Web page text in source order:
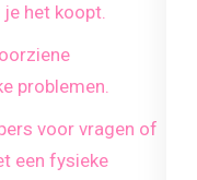
het koopt.
problemen.
voor vragen of
een fysieke